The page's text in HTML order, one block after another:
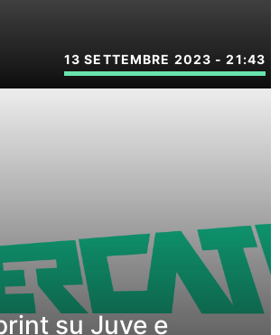
13 SETTEMBRE 2023 - 21:43
su Juve e